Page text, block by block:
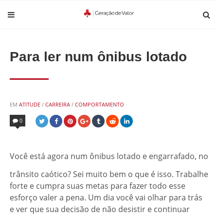
Para ler num ônibus lotado
EM POSTED
IN
ATITUDE / CARREIRA / COMPORTAMENTO
0
Você está agora num ônibus lotado e engarrafado, no
trânsito caótico? Sei muito bem o que é isso. Trabalhe
forte e cumpra suas metas para fazer todo esse
esforço valer a pena. Um dia você vai olhar para trás
e ver que sua decisão de não desistir e continuar